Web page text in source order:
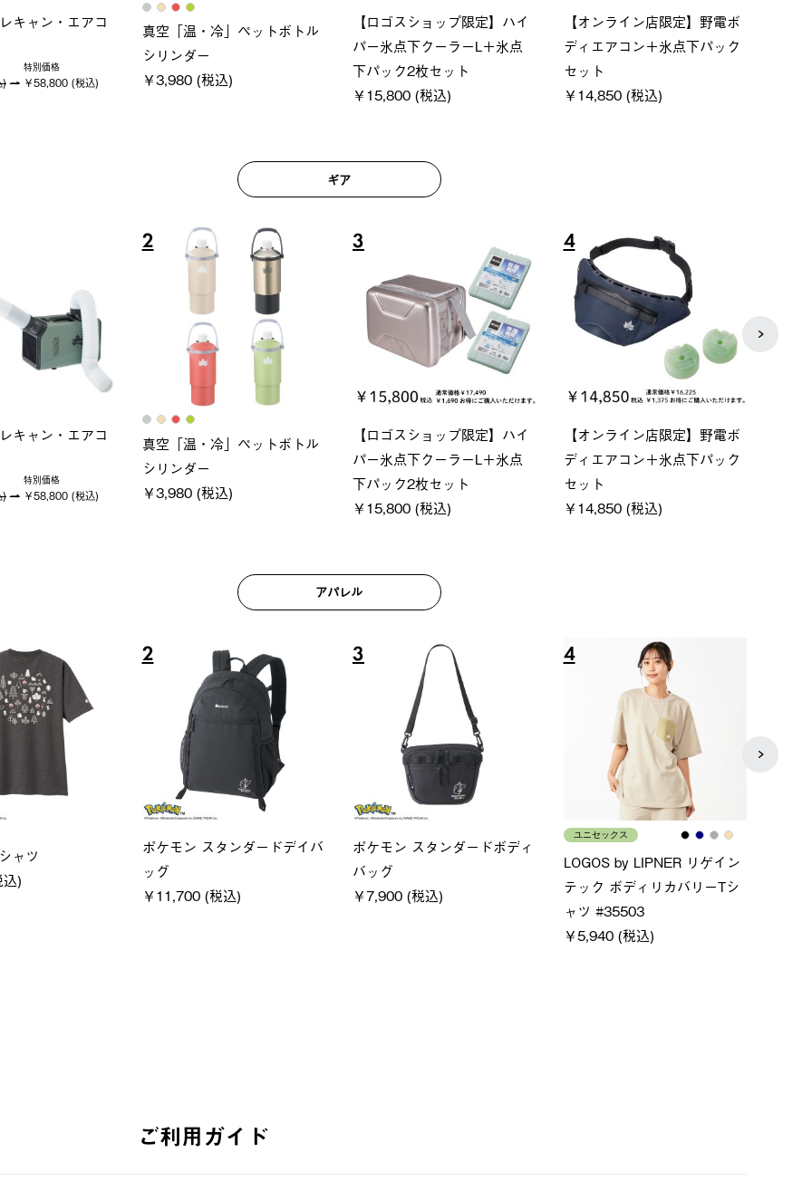
ック 風抜きQセ
込)
ポケモン Tシャツ
￥5,700 (税込)
グランベーシック スペースベ
ース・オクタゴン-BJ
￥209,000 (税込)
Q-TOP ソーラーサンドブロッ
クサンシェード-BF
￥16,800 (税込)
ギア
ック 風抜きQセ
込)
6
グランベーシック スペースベ
ース・オクタゴン-BJ
￥209,000 (税込)
7
Q-TOP ソーラーサンドブロッ
クサンシェード-BF
￥16,800 (税込)
8
ソーラーブロック 風抜きQセ
ットタープ 200-BG
￥18,800 (税込)
アパレル
ーディ
)
6
LOGOS by LIPNER リゲイン
テック ボディリカバリーショ
ーツ #35504
7
LOGOS×FOOTMARK RAKU
SACK
￥21,780 (税込)
8
メンズ
クールタッチリラックスＴシ
ャツ
￥4,400 (税込)
ご利用ガイド